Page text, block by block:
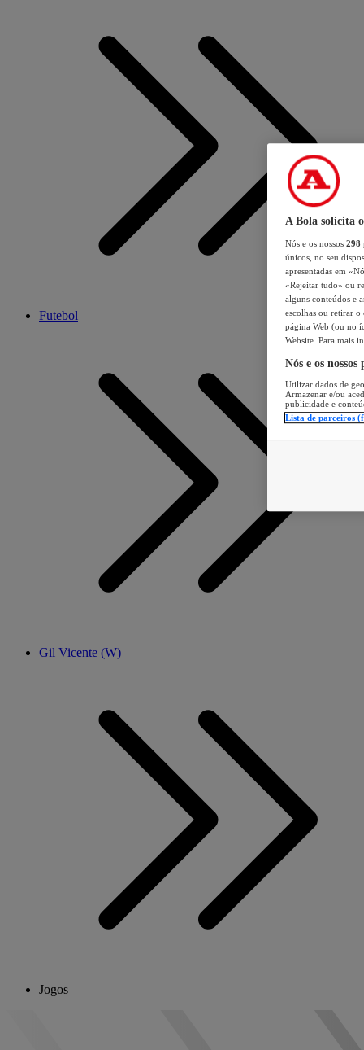
Futebol
Gil Vicente (W)
Jogos
A Bola solicita
Nós e os nossos 298
únicos, no seu
apresentadas em
«Rejeitar tudo» ou
alguns conteúdos e
escolhas ou retirar
página Web (ou no
Website. Para mais
Nós e os
Utilizar dados de
Armazenar e/ou
publicidade e
Lista de parceiros